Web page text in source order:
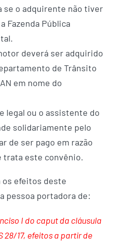
se o adquirente não tiver
Fazenda Pública
deverá ser adquirido
de Trânsito
em nome do
legal ou o assistente do
solidariamente pelo
de ser pago em razão
trata este convênio.
os efeitos deste
pessoa portadora de:
I do caput da cláusula
28/17, efeitos a partir de